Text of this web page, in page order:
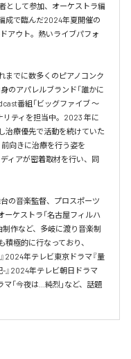
として参加、オーケストラ編
成で臨んだ2024年夏開催の
アウト。熱いライブパフォ
までに数多くのピアノコンク
のアパレルブランド「誰かに
番組「ビッグファイブ 〜
リティを担当中。2023 年に
治療優先で活動を続けていた
向きに治療を行う姿を
ィアが密着取材を行い、同
の音楽監督、プロスポーツ
ケストラ「名古屋フィルハ
作など、多岐に渡り音楽制
極的に行なっており、
2024年テレビ東京ドラマ『量
』2024年テレビ朝日ドラマ
「今夜は…純烈」など、話題